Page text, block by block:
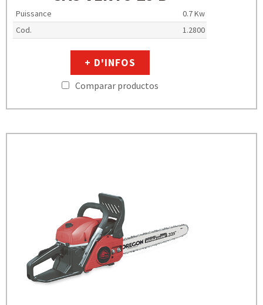
Puissance
0.7 Kw
Cod.
1.2800
+ D'INFOS
Comparar productos